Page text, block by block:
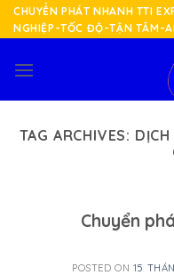
Skip
to
CHUYỂN PHÁT NHANH TTI
NGHIỆP-TỐC ĐỘ-TẬN TÂM-
TAG ARCHIVES:
Chuyển
POSTED ON 15